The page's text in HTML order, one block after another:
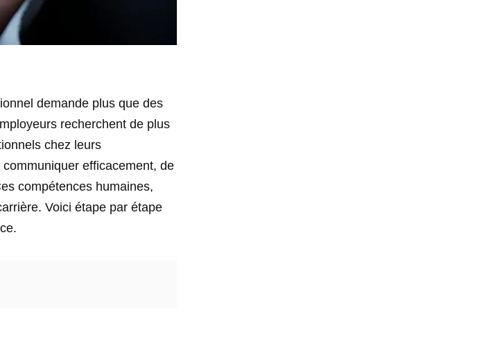
demande plus que des
recherchent de plus
chez leurs
efficacement, de
compétences humaines,
Voici étape par étape